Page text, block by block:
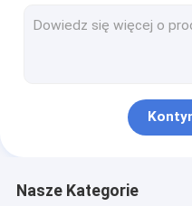
Nasze Kategorie